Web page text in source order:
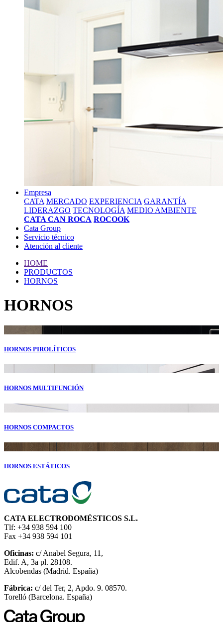
Empresa
CATA MERCADO EXPERIENCIA GARANTÍA
LIDERAZGO TECNOLOGÍA MEDIO AMBIENTE
CATA CAN ROCA ROCOOK
Cata Group
Servicio técnico
Atención al cliente
HOME
PRODUCTOS
HORNOS
HORNOS
HORNOS PIROLÍTICOS
HORNOS MULTIFUNCIÓN
HORNOS COMPACTOS
HORNOS ESTÁTICOS
CATA ELECTRODOMÉSTICOS S.L.
Tlf: +34 938 594 100
Fax +34 938 594 101
Oficinas: c/ Anabel Segura, 11,
Edif. A, 3a pl. 28108.
Alcobendas (Madrid. España)
Fábrica: c/ del Ter, 2, Apdo. 9. 08570.
Torelló (Barcelona. España)